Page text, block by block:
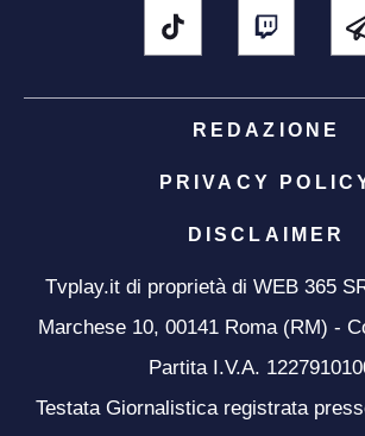
REDAZIONE
PRIVACY
DISCLAIMER
Tvplay.it di proprietà di WEB 365
Marchese 10, 00141 Roma (RM) -
Partita I.V.A.
Testata Giornalistica registrata